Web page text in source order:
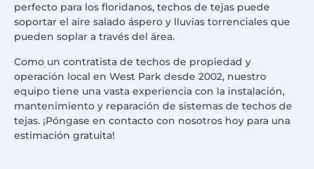
perfecto para los floridanos, techos de tejas puede
soportar el aire salado áspero y lluvias torrenciales que
pueden soplar a través del área.
Como un contratista de techos de propiedad y
operación local en West Park desde 2002, nuestro
equipo tiene una vasta experiencia con la instalación,
mantenimiento y reparación de sistemas de techos de
tejas. ¡Póngase en contacto con nosotros hoy para una
estimación gratuita!